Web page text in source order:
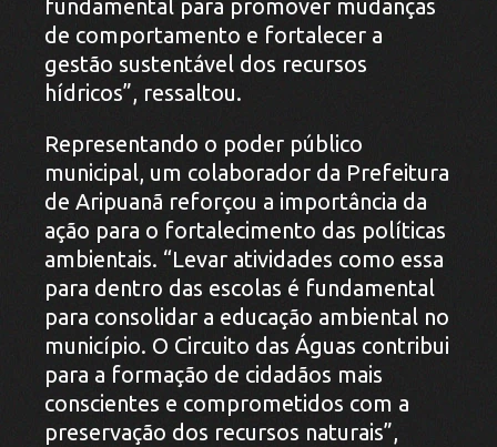
fundamental para promover mudanças
de comportamento e fortalecer a
gestão sustentável dos recursos
hídricos”, ressaltou.
Representando o poder público
municipal, um colaborador da Prefeitura
de Aripuanã reforçou a importância da
ação para o fortalecimento das políticas
ambientais. “Levar atividades como essa
para dentro das escolas é fundamental
para consolidar a educação ambiental no
município. O Circuito das Águas contribui
para a formação de cidadãos mais
conscientes e comprometidos com a
preservação dos recursos naturais”,